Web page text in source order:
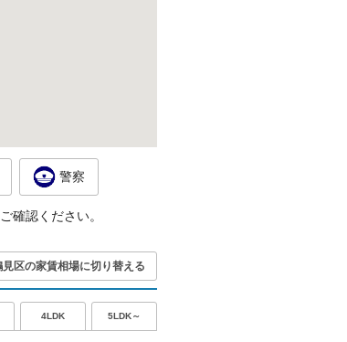
警察
確認ください。
区の家賃相場に切り替える
4LDK 5LDK～